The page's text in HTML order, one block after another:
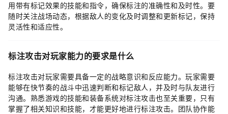
用带有标记效果的技能和指令，确保标注的准确性和及时性。要
随时关注战场动态，根据敌人的变化及时调整和更新标记，保持
灵活性和适应性。
标注攻击对玩家能力的要求是什么
标注攻击对玩家需要具备一定的战略意识和反应能力。玩家需要
能够在快节奏的战斗中迅速判断和标记敌人，并及时与队友进行
沟通。熟悉游戏的技能和装备系统对标注攻击也至关重要，只有
掌握了相关知识和技能，才能更好地进行标注攻击。团队协作能